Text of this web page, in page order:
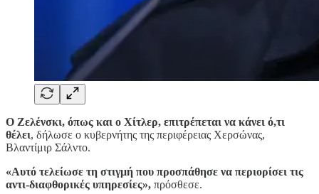
Ο Ζελένσκι, όπως και ο Χίτλερ, επιτρέπεται να κάνει ό,τι
θέλει, δήλωσε ο κυβερνήτης της περιφέρειας Χερσώνας,
Βλαντίμιρ Σάλντο.
«Αυτό τελείωσε τη στιγμή που προσπάθησε να περιορίσει τις
αντι-διαφθορικές υπηρεσίες», πρόσθεσε.